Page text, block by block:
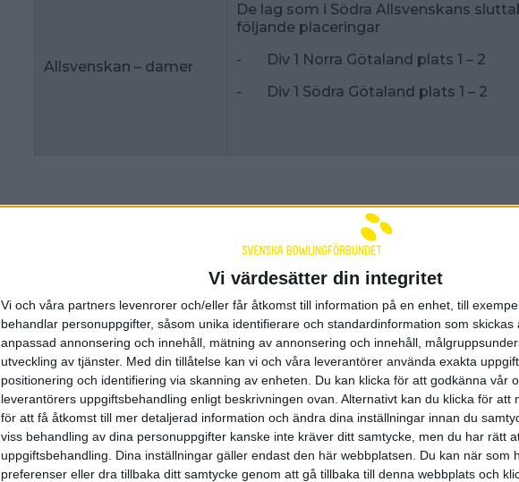
Vi värdesätter din integritet
Vi och våra partners levenrorer och/eller får åtkomst till information på en enhet, till
behandlar personuppgifter, såsom unika identifierare och standardinformation som skickas
anpassad annonsering och innehåll, mätning av annonsering och innehåll,
utveckling av tjänster. Med din tillåtelse kan vi och våra leverantörer använda exakta
positionering och identifiering via skanning av enheten. Du kan klicka för att godkänna vår
leverantörers uppgiftsbehandling enligt beskrivningen ovan. Alternativt kan du klicka för att
för att få åtkomst till mer detaljerad information och ändra dina inställningar innan du
viss behandling av dina personuppgifter kanske inte kräver ditt samtycke, men du har rätt
uppgiftsbehandling. Dina inställningar gäller endast den här webbplatsen. Du kan när som
preferenser eller dra tillbaka ditt samtycke genom att gå tillbaka till denna webbplats och
Allsvenskan – damer
De lag som i Södra Allsvenskans
följande placeringar
- Div 1 Norra Götaland plats 1 – 2
- Div 1 Södra Götaland plats 1 – 2
Total speltid
Elitserien
7 timmar, 20
minuter
Match 1
Paus
Match 2
Omoljning